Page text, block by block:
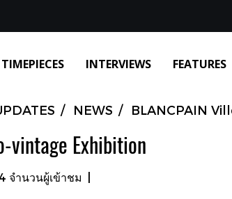
TIMEPIECES INTERVIEWS FEATURES
NEWS BLANCPAIN
vintage Exhibition
จำนวนผู้เข้าชม